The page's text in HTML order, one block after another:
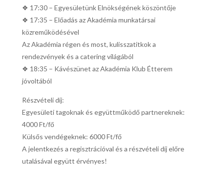
❖ 17:30 – Egyesületünk Elnökségének köszöntője
❖ 17:35 – Előadás az Akadémia munkatársai
közreműködésével
Az Akadémia régen és most, kulisszatitkok a
rendezvények és a catering világából
❖ 18:35 – Kávészünet az Akadémia Klub Étterem
jóvoltából
Részvételi díj:
Egyesületi tagoknak és együttműködő partnereknek:
4000 Ft/fő
Külsős vendégeknek: 6000 Ft/fő
A jelentkezés a regisztrációval és a részvételi díj előre
utalásával együtt érvényes!